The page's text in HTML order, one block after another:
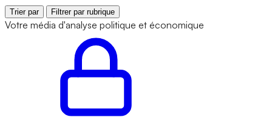
Trier par Filtrer par rubrique
Votre média d'analyse politique et économique